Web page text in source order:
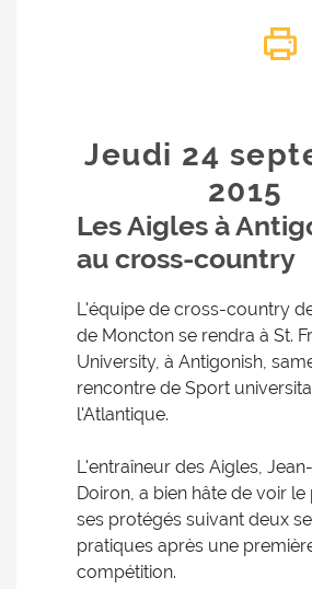
Jeudi 24
2015
Les Aigles à
au cross-country
L'équipe de cross-country
de Moncton se rendra à St.
University, à Antigonish,
rencontre de Sport
l'Atlantique.
L'entraîneur des Aigles,
Doiron, a bien hâte de voir
ses protégés suivant deux
pratiques après une
compétition.